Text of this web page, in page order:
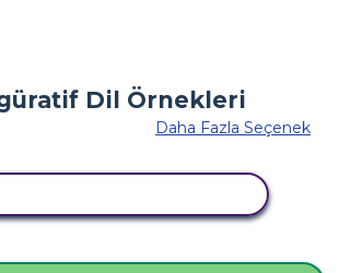
Daha Fazla Seçenek